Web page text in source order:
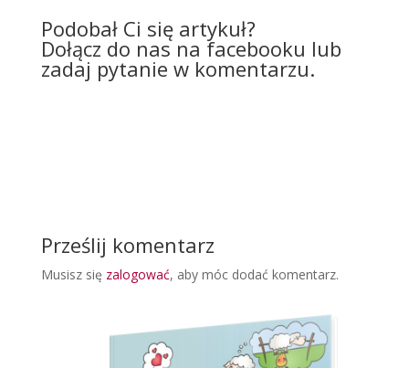
Podobał Ci się artykuł?
Dołącz do nas na facebooku lub
zadaj pytanie w komentarzu.
Prześlij komentarz
Musisz się zalogować, aby móc dodać komentarz.